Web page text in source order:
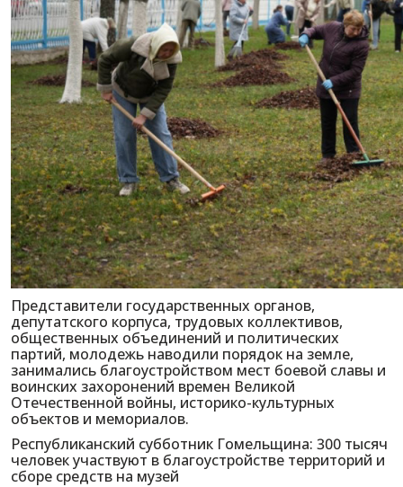
Представители государственных органов,
депутатского корпуса, трудовых коллективов,
общественных объединений и политических
партий, молодежь наводили порядок на земле,
занимались благоустройством мест боевой славы и
воинских захоронений времен Великой
Отечественной войны, историко-культурных
объектов и мемориалов.
Республиканский субботник Гомельщина: 300 тысяч
человек участвуют в благоустройстве территорий и
сборе средств на музей